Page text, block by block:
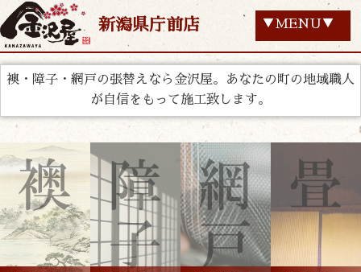
新潟県庁前店 ▼MENU▼
襖・障子・網戸の張替えなら金沢屋。あなたの町の地域職人
が自信をもって施工致します。